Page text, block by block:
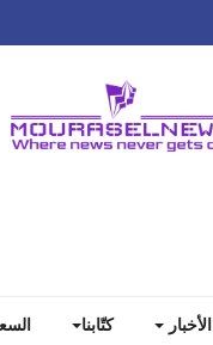
الأخبار كتّابنا